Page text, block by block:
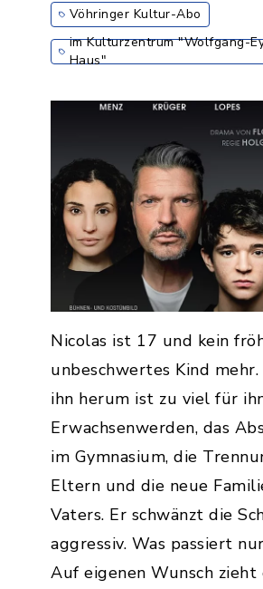
Vöhringer Kultur-Abo
im Kulturzentrum "Wolfgang-
Haus"
Nicolas ist 17 und kein
unbeschwertes Kind
ihn herum ist zu viel für
Erwachsenwerden, das
im Gymnasium, die
Eltern und die neue
Vaters. Er schwänzt die
aggressiv. Was passiert
Auf eigenen Wunsch zieht